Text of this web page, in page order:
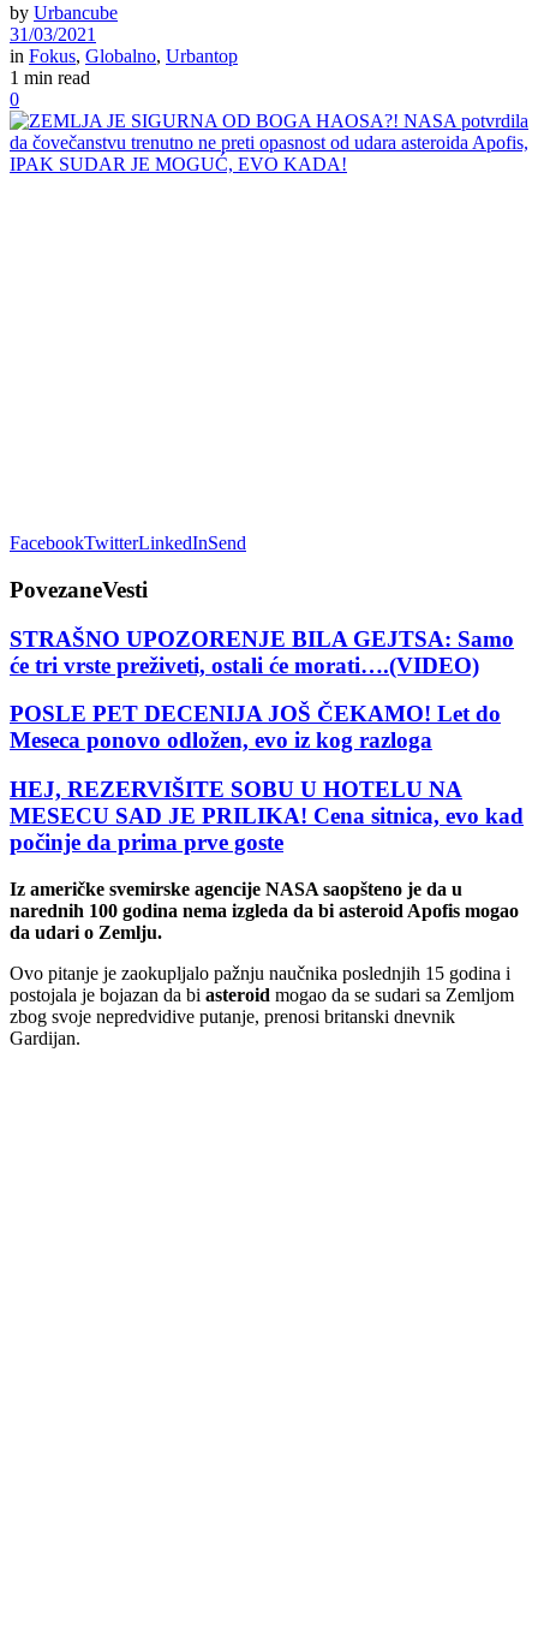
by Urbancube
31/03/2021
in Fokus, Globalno, Urbantop
1 min read
0
FacebookTwitterLinkedInSend
PovezaneVesti
STRAŠNO UPOZORENJE BILA GEJTSA: Samo
će tri vrste preživeti, ostali će morati….(VIDEO)
POSLE PET DECENIJA JOŠ ČEKAMO! Let do
Meseca ponovo odložen, evo iz kog razloga
HEJ, REZERVIŠITE SOBU U HOTELU NA
MESECU SAD JE PRILIKA! Cena sitnica, evo kad
počinje da prima prve goste
Iz američke svemirske agencije NASA saopšteno je da u
narednih 100 godina nema izgleda da bi asteroid Apofis mogao
da udari o Zemlju.
Ovo pitanje je zaokupljalo pažnju naučnika poslednjih 15 godina i
postojala je bojazan da bi asteroid mogao da se sudari sa Zemljom
zbog svoje nepredvidive putanje, prenosi britanski dnevnik
Gardijan.